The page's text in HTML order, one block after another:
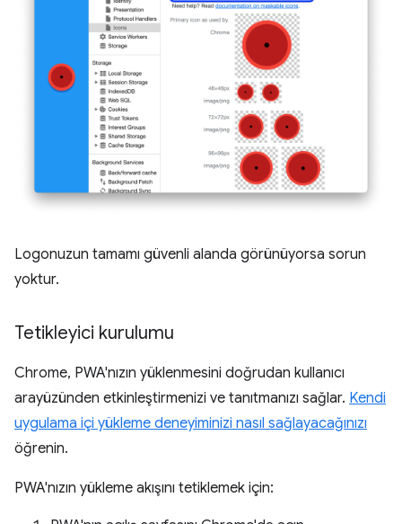
Logonuzun tamamı güvenli alanda görünüyorsa sorun
yoktur.
Tetikleyici kurulumu
Chrome, PWA'nızın yüklenmesini doğrudan kullanıcı
arayüzünden etkinleştirmenizi ve tanıtmanızı sağlar. Kendi
uygulama içi yükleme deneyiminizi nasıl sağlayacağınızı
öğrenin.
PWA'nızın yükleme akışını tetiklemek için: